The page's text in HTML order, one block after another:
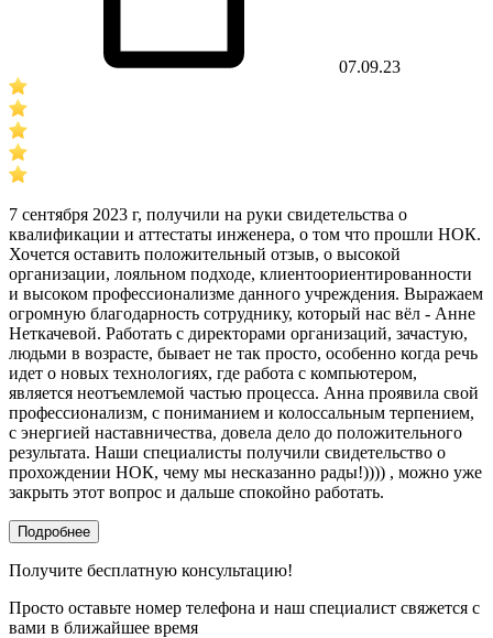
07.09.23
7 сентября 2023 г, получили на руки свидетельства о
квалификации и аттестаты инженера, о том что прошли НОК.
Хочется оставить положительный отзыв, о высокой
организации, лояльном подходе, клиентоориентированности
и высоком профессионализме данного учреждения. Выражаем
огромную благодарность сотруднику, который нас вёл - Анне
Неткачевой. Работать с директорами организаций, зачастую,
людьми в возрасте, бывает не так просто, особенно когда речь
идет о новых технологиях, где работа с компьютером,
является неотъемлемой частью процесса. Анна проявила свой
профессионализм, с пониманием и колоссальным терпением,
с энергией наставничества, довела дело до положительного
результата. Наши специалисты получили свидетельство о
прохождении НОК, чему мы несказанно рады!)))) , можно уже
закрыть этот вопрос и дальше спокойно работать.
Подробнее
Получите бесплатную консультацию!
Просто оставьте номер телефона и наш специалист свяжется с
вами в ближайшее время